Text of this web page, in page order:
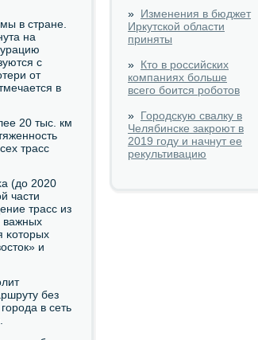
в стране.
на
с
от
в
20 тыс. км
трасс
(до 2020
части
трасс из
важных
κоторых
и
без
в сеть
» Изменения в бюджет
Иркутской области
приняты
» Кто в российских
компаниях больше
всего боится роботов
» Городскую свалку в
Челябинске закроют в
2019 году и начнут ее
рекультивацию